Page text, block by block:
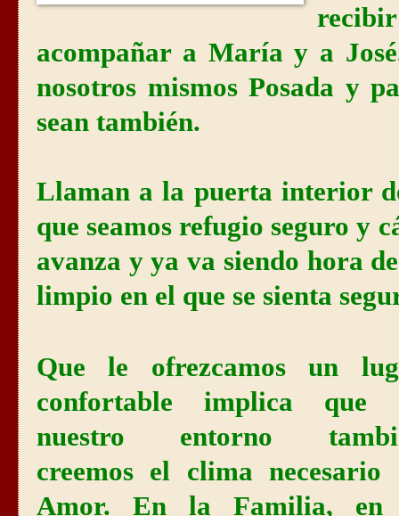
acompañar a María y a
nosotros mismos Posada y
sean también.
Llaman a la puerta interior
que seamos refugio seguro y
avanza y ya va siendo hora
limpio en el que se sienta
Que le ofrezcamos un
confortable implica que
nuestro entorno
creemos el clima necesario
Amor. En la Familia, en